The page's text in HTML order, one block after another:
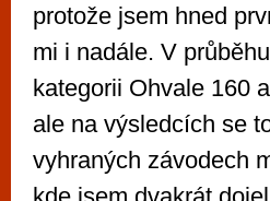
protože jsem hned
mi i nadále. V
kategorii Ohvale 160
ale na výsledcích se
vyhraných závodech